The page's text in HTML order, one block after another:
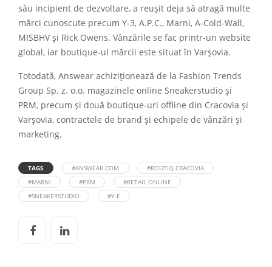
său incipient de dezvoltare, a reușit deja să atragă multe
mărci cunoscute precum Y-3, A.P.C., Marni, A-Cold-Wall,
MISBHV și Rick Owens. Vânzările se fac printr-un website
global, iar boutique-ul mărcii este situat în Varșovia.
Totodată, Answear achiziționează de la Fashion Trends
Group Sp. z. o.o. magazinele online Sneakerstudio și
PRM, precum și două boutique-uri offline din Cracovia și
Varșovia, contractele de brand și echipele de vânzări și
marketing.
TAGS #ANSWEAR.COM
#BOUTIQ CRACOVIA
#MARNI
#PRM
#RETAIL ONLINE
#SNEAKERSTUDIO
#Y-E